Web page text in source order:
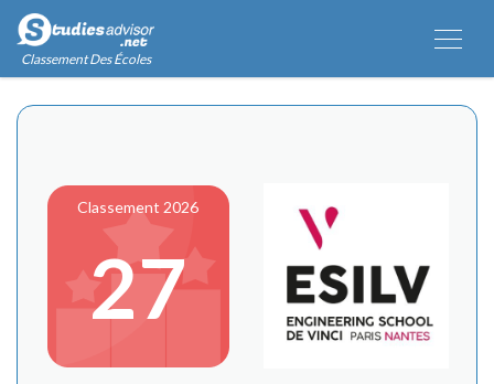
Classement Des Écoles
Classement 2026
27